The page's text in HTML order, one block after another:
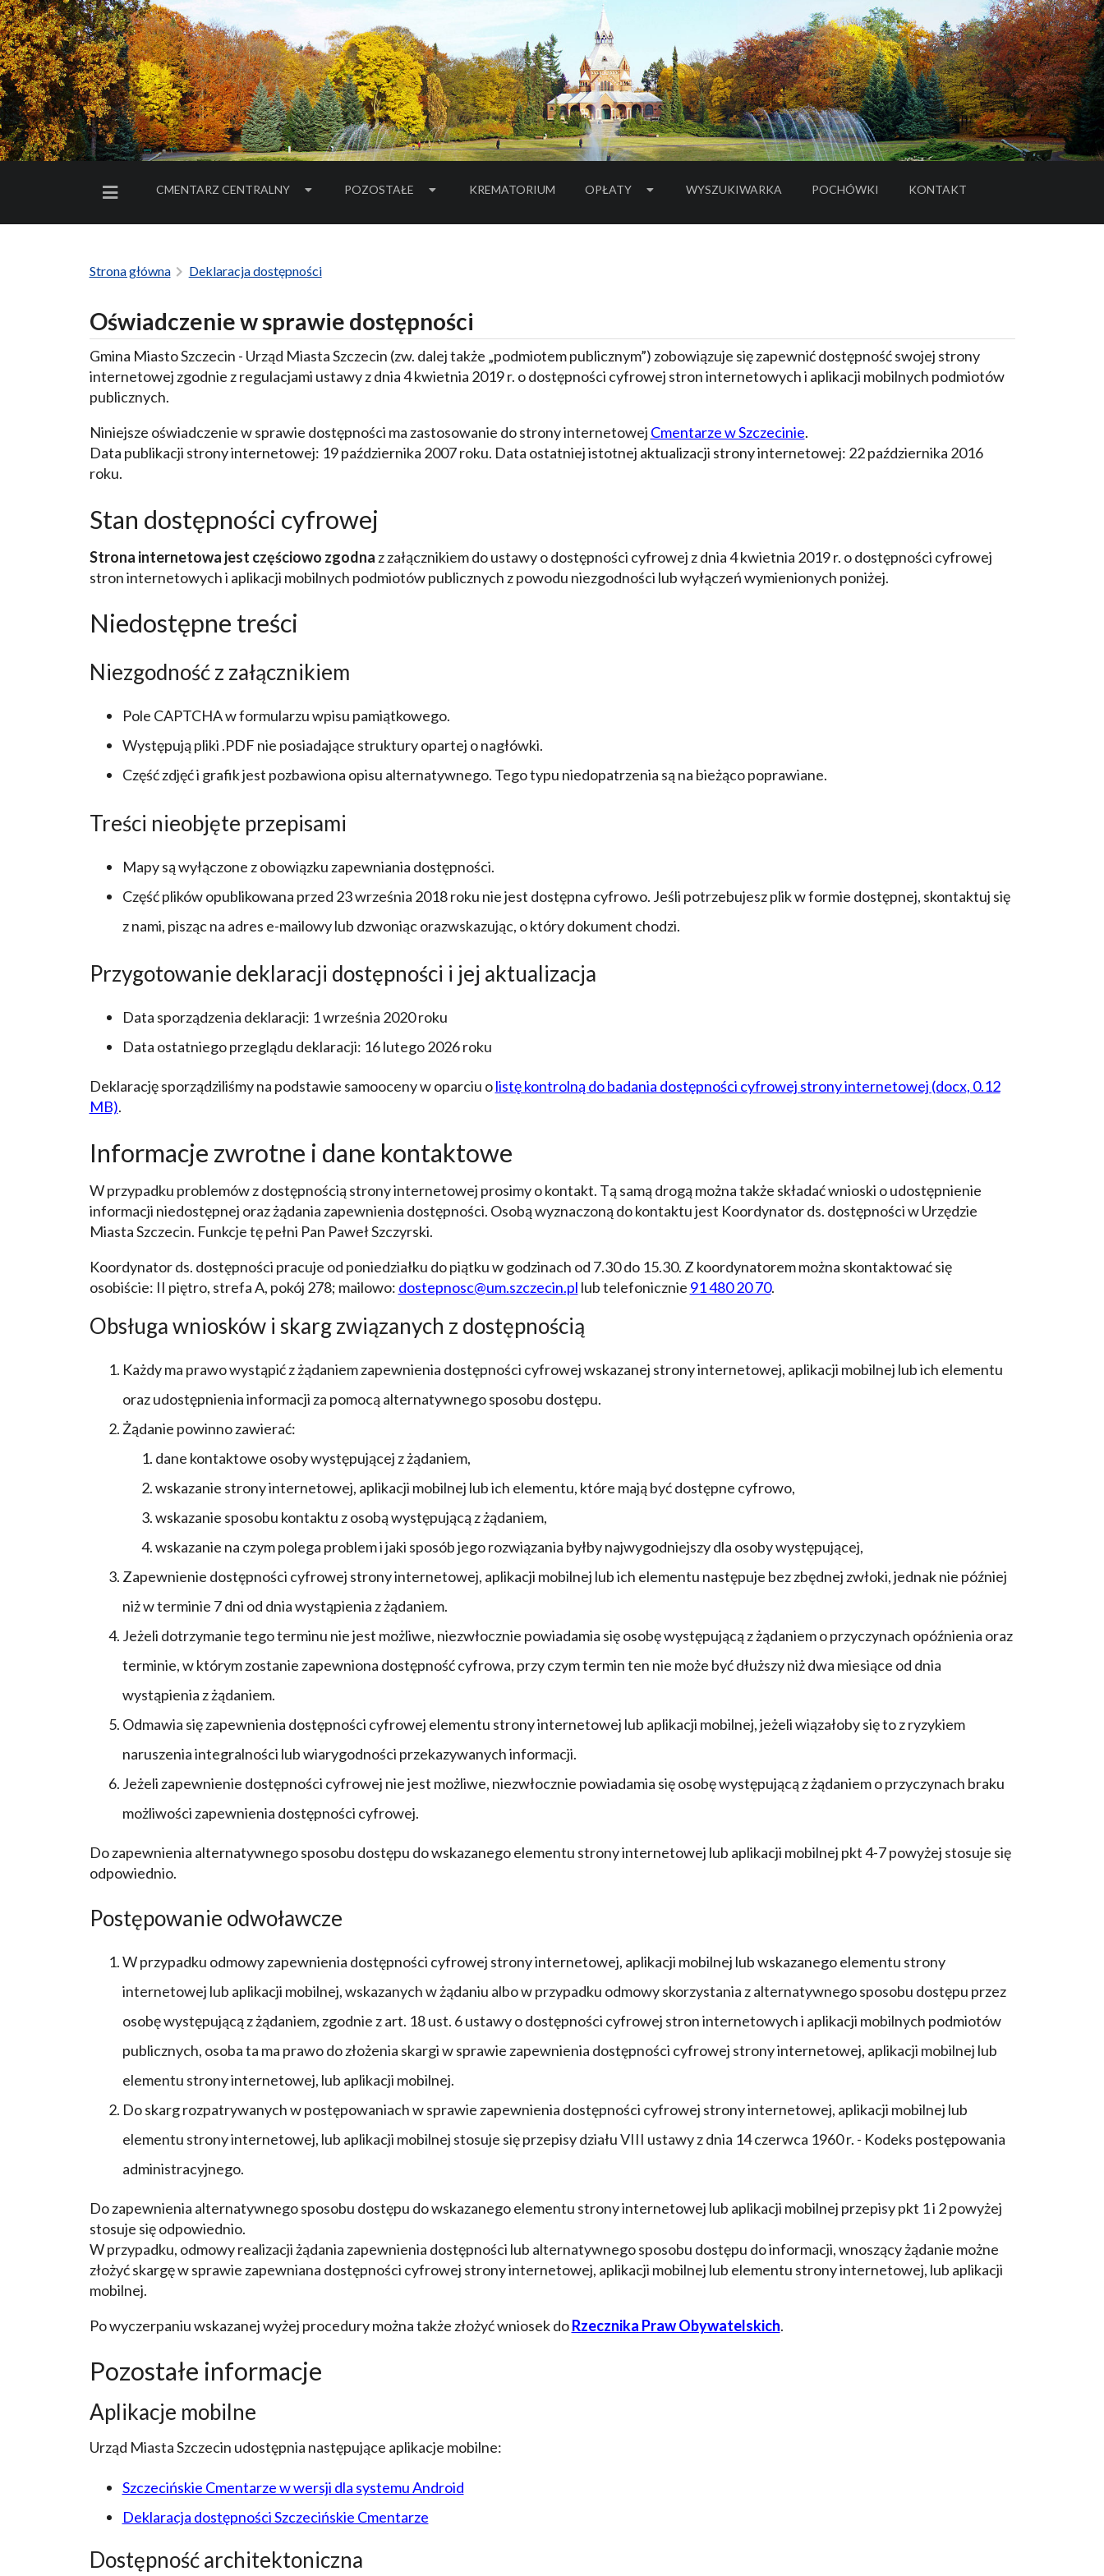
MENU BOCZNE
CMENTARZ CENTRALNY POZOSTAŁE KREMATORIUM OPŁATY WYSZUKIWARKA POCHÓWKI
- LINK DO SERWISU ZEWNĘTRZNEGO
KONTAKT
Strona główna Deklaracja dostępności
Oświadczenie w sprawie dostępności
Gmina Miasto Szczecin - Urząd Miasta Szczecin (zw. dalej także „podmiotem publicznym”) zobowiązuje się zapewnić dostępność swojej strony
internetowej zgodnie z regulacjami ustawy z dnia 4 kwietnia 2019 r. o dostępności cyfrowej stron internetowych i aplikacji mobilnych podmiotów
publicznych.
Niniejsze oświadczenie w sprawie dostępności ma zastosowanie do strony internetowej Cmentarze w Szczecinie.
Data publikacji strony internetowej: 19 października 2007 roku. Data ostatniej istotnej aktualizacji strony internetowej: 22 października 2016
roku.
Stan dostępności cyfrowej
Strona internetowa jest częściowo zgodna z załącznikiem do ustawy o dostępności cyfrowej z dnia 4 kwietnia 2019 r. o dostępności cyfrowej
stron internetowych i aplikacji mobilnych podmiotów publicznych z powodu niezgodności lub wyłączeń wymienionych poniżej.
Niedostępne treści
Niezgodność z załącznikiem
Pole CAPTCHA w formularzu wpisu pamiątkowego.
Występują pliki .PDF nie posiadające struktury opartej o nagłówki.
Część zdjęć i grafik jest pozbawiona opisu alternatywnego. Tego typu niedopatrzenia są na bieżąco poprawiane.
Treści nieobjęte przepisami
Mapy są wyłączone z obowiązku zapewniania dostępności.
Część plików opublikowana przed 23 września 2018 roku nie jest dostępna cyfrowo. Jeśli potrzebujesz plik w formie dostępnej, skontaktuj się
z nami, pisząc na adres e-mailowy lub dzwoniąc orazwskazując, o który dokument chodzi.
Przygotowanie deklaracji dostępności i jej aktualizacja
Data sporządzenia deklaracji: 1 września 2020 roku
Data ostatniego przeglądu deklaracji: 16 lutego 2026 roku
Deklarację sporządziliśmy na podstawie samooceny w oparciu olistę kontrolną do badania dostępności cyfrowej strony internetowej (docx, 0.12
MB).
Informacje zwrotne i dane kontaktowe
W przypadku problemów z dostępnością strony internetowej prosimy o kontakt. Tą samą drogą można także składać wnioski o udostępnienie
informacji niedostępnej oraz żądania zapewnienia dostępności. Osobą wyznaczoną do kontaktu jest Koordynator ds. dostępności w Urzędzie
Miasta Szczecin. Funkcje tę pełni Pan Paweł Szczyrski.
Koordynator ds. dostępności pracuje od poniedziałku do piątku w godzinach od 7.30 do 15.30. Z koordynatorem można skontaktować się
osobiście: II piętro, strefa A, pokój 278; mailowo: dostepnosc@um.szczecin.pl lub telefonicznie 91 480 20 70.
Obsługa wniosków i skarg związanych z dostępnością
Każdy ma prawo wystąpić z żądaniem zapewnienia dostępności cyfrowej wskazanej strony internetowej, aplikacji mobilnej lub ich elementu
oraz udostępnienia informacji za pomocą alternatywnego sposobu dostępu.
Żądanie powinno zawierać:
dane kontaktowe osoby występującej z żądaniem,
wskazanie strony internetowej, aplikacji mobilnej lub ich elementu, które mają być dostępne cyfrowo,
wskazanie sposobu kontaktu z osobą występującą z żądaniem,
wskazanie na czym polega problem i jaki sposób jego rozwiązania byłby najwygodniejszy dla osoby występującej,
Zapewnienie dostępności cyfrowej strony internetowej, aplikacji mobilnej lub ich elementu następuje bez zbędnej zwłoki, jednak nie później
niż w terminie 7 dni od dnia wystąpienia z żądaniem.
Jeżeli dotrzymanie tego terminu nie jest możliwe, niezwłocznie powiadamia się osobę występującą z żądaniem o przyczynach opóźnienia oraz
terminie, w którym zostanie zapewniona dostępność cyfrowa, przy czym termin ten nie może być dłuższy niż dwa miesiące od dnia
wystąpienia z żądaniem.
Odmawia się zapewnienia dostępności cyfrowej elementu strony internetowej lub aplikacji mobilnej, jeżeli wiązałoby się to z ryzykiem
naruszenia integralności lub wiarygodności przekazywanych informacji.
Jeżeli zapewnienie dostępności cyfrowej nie jest możliwe, niezwłocznie powiadamia się osobę występującą z żądaniem o przyczynach braku
możliwości zapewnienia dostępności cyfrowej.
Do zapewnienia alternatywnego sposobu dostępu do wskazanego elementu strony internetowej lub aplikacji mobilnej pkt 4-7 powyżej stosuje się
odpowiednio.
Postępowanie odwoławcze
W przypadku odmowy zapewnienia dostępności cyfrowej strony internetowej, aplikacji mobilnej lub wskazanego elementu strony
internetowej lub aplikacji mobilnej, wskazanych w żądaniu albo w przypadku odmowy skorzystania z alternatywnego sposobu dostępu przez
osobę występującą z żądaniem, zgodnie z art. 18 ust. 6 ustawy o dostępności cyfrowej stron internetowych i aplikacji mobilnych podmiotów
publicznych, osoba ta ma prawo do złożenia skargi w sprawie zapewnienia dostępności cyfrowej strony internetowej, aplikacji mobilnej lub
elementu strony internetowej, lub aplikacji mobilnej.
Do skarg rozpatrywanych w postępowaniach w sprawie zapewnienia dostępności cyfrowej strony internetowej, aplikacji mobilnej lub
elementu strony internetowej, lub aplikacji mobilnej stosuje się przepisy działu VIII ustawy z dnia 14 czerwca 1960 r. - Kodeks postępowania
administracyjnego.
Do zapewnienia alternatywnego sposobu dostępu do wskazanego elementu strony internetowej lub aplikacji mobilnej przepisy pkt 1 i 2 powyżej
stosuje się odpowiednio.
W przypadku, odmowy realizacji żądania zapewnienia dostępności lub alternatywnego sposobu dostępu do informacji, wnoszący żądanie możne
złożyć skargę w sprawie zapewniana dostępności cyfrowej strony internetowej, aplikacji mobilnej lub elementu strony internetowej, lub aplikacji
mobilnej.
Po wyczerpaniu wskazanej wyżej procedury można także złożyć wniosek doRzecznika Praw Obywatelskich.
Pozostałe informacje
Aplikacje mobilne
Urząd Miasta Szczecin udostępnia następujące aplikacje mobilne:
Szczecińskie Cmentarze w wersji dla systemu Android
Deklaracja dostępności Szczecińskie Cmentarze
Dostępność architektoniczna